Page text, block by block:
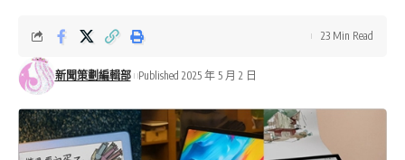
新聞策劃編輯部 Published 2025 年 5 月 2 日
23 Min Read